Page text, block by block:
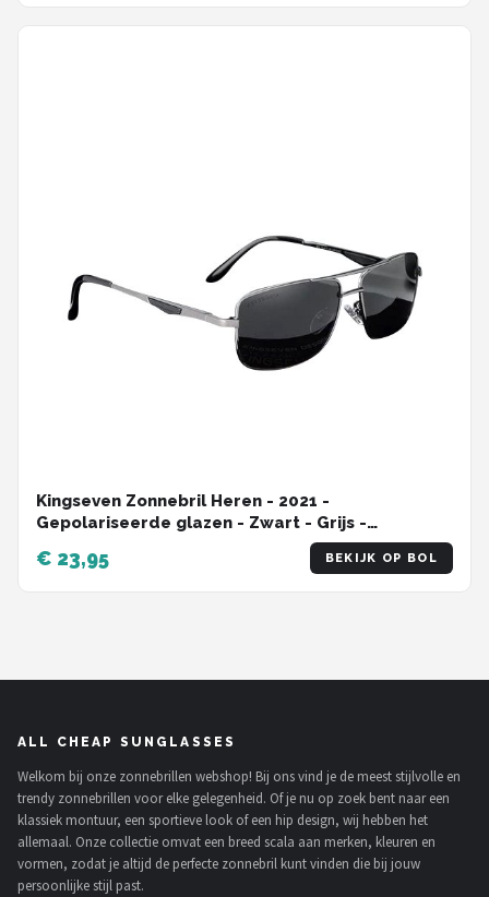
Kingseven Zonnebril Heren - 2021 -
Gepolariseerde glazen - Zwart - Grijs -
€ 23,95 BEKIJK OP BOL
ALL CHEAP SUNGLASSES
Welkom bij onze zonnebrillen webshop! Bij ons vind je de meest stijlvolle en
trendy zonnebrillen voor elke gelegenheid. Of je nu op zoek bent naar een
klassiek montuur, een sportieve look of een hip design, wij hebben het
allemaal. Onze collectie omvat een breed scala aan merken, kleuren en
vormen, zodat je altijd de perfecte zonnebril kunt vinden die bij jouw
persoonlijke stijl past.